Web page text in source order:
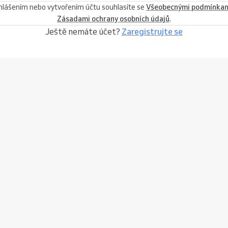
nebo vytvořením účtu souhlasíte se Všeobecnými
Zásadami ochrany osobních údajů.
Ještě nemáte účet? Zaregistrujte se